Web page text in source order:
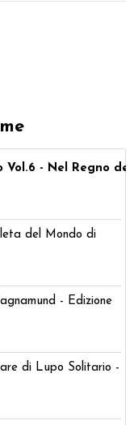
- Nel Regno del
del Mondo di
- Edizione
di Lupo Solitario -